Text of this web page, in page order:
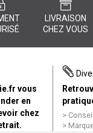
LIVRAISON
CHEZ VOUS
vous
en
chez